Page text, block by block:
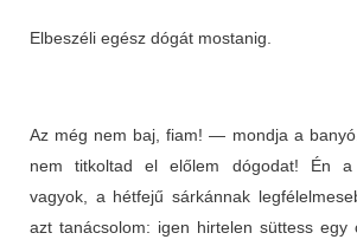
Elbeszéli egész dógát mostanig.
Az még nem baj, fiam! — mondja a
nem titkoltad el előlem dógodat! Én a
vagyok, a hétfejű sárkánnak
azt tanácsolom: igen hirtelen süttess egy